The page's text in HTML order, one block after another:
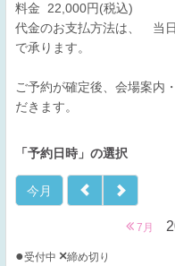
料金 22,000円(税込)
代金のお支払方法は、 当
で承ります。
ご予約が確定後、会場案内
だきます。
「予約日時」の選択
今月
7月
●受付中 ×締め切り